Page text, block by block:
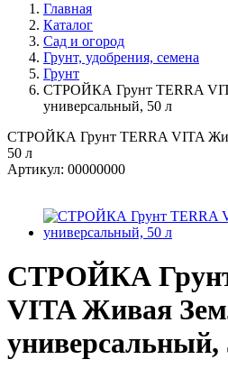
Главная
Каталог
Сад и огород
Грунт, удобрения, семена
Грунт
СТРОЙКА Грунт TERRA
универсальный, 50 л
СТРОЙКА Грунт TERRA VITA
50 л
Артикул: 00000000
СТРОЙКА
VITA Живая
универсальный,